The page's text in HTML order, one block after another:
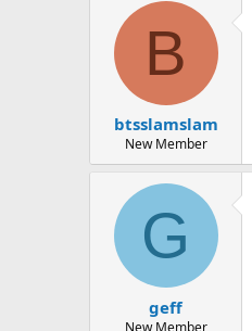
B
btsslamslam
New Member
G
geff
New Member